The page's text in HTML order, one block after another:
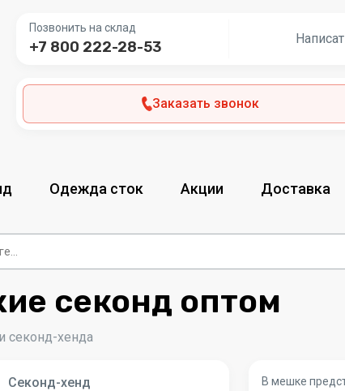
Позвонить на склад
+7 800 222-28-53
Заказать звонок
Одежда сток Акции Доставка
секонд оптом
секонд-хенда
Секонд-хенд
В мешке